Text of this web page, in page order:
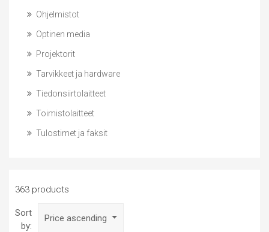
Ohjelmistot
Optinen media
Projektorit
Tarvikkeet ja hardware
Tiedonsiirtolaitteet
Toimistolaitteet
Tulostimet ja faksit
363 products
Sort
by:
Price ascending